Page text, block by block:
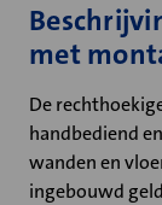
met
De
handbediend
wanden en
ingebouwd